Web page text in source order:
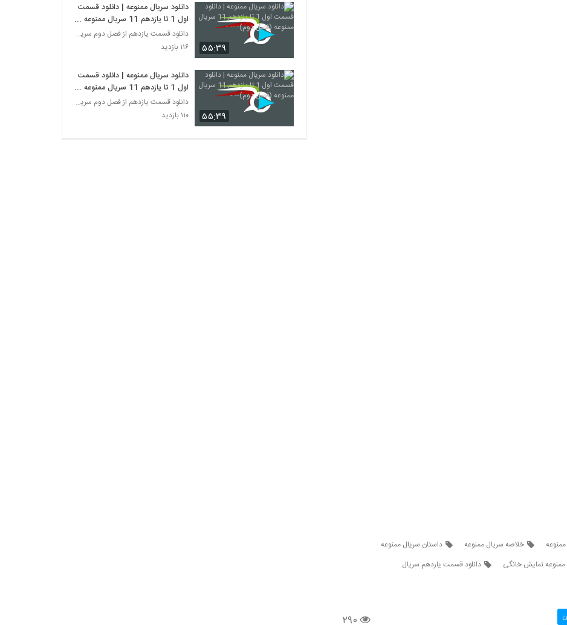
خلاصه سریال ممنوعه
داستان سریال ممنوعه
ممنوعه نمایش خانگی
دانلود قسمت یازدهم سریال
۲۹۰
۵۵:۳۹
دانلود سریال ممنوعه | دانلود قسمت
اول 1 تا یازدهم 11 سریال ممنوعه
(فصل دوم)- -- -
دانلود قسمت یازدهم از فصل دوم سریال ممنوعه
۱۱۶ بازدید
۵۵:۳۹
دانلود سریال ممنوعه | دانلود قسمت
اول 1 تا یازدهم 11 سریال ممنوعه
(فصل دوم)-- -
دانلود قسمت یازدهم از فصل دوم سریال ممنوعه
۱۱۰ بازدید